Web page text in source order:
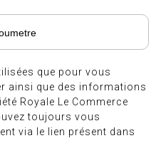
que pour vous
ainsi que des informations
Royale Le Commerce
toujours vous
via le lien présent dans